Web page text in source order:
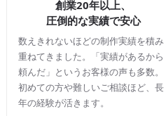
創業20年以上、
圧倒的な実績で安心
数えきれないほどの制作実績を積み
重ねてきました。「実績があるから
頼んだ」というお客様の声も多数。
初めての方や難しいご相談ほど、長
年の経験が活きます。